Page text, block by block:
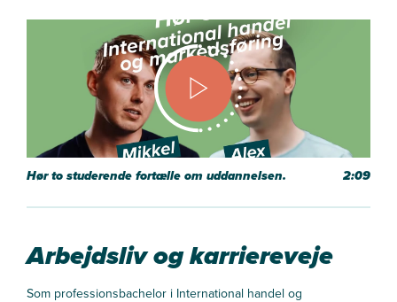
Hør to studerende fortælle om uddannelsen. 2:09
Arbejdsliv og karriereveje
Som professionsbachelor i International handel og